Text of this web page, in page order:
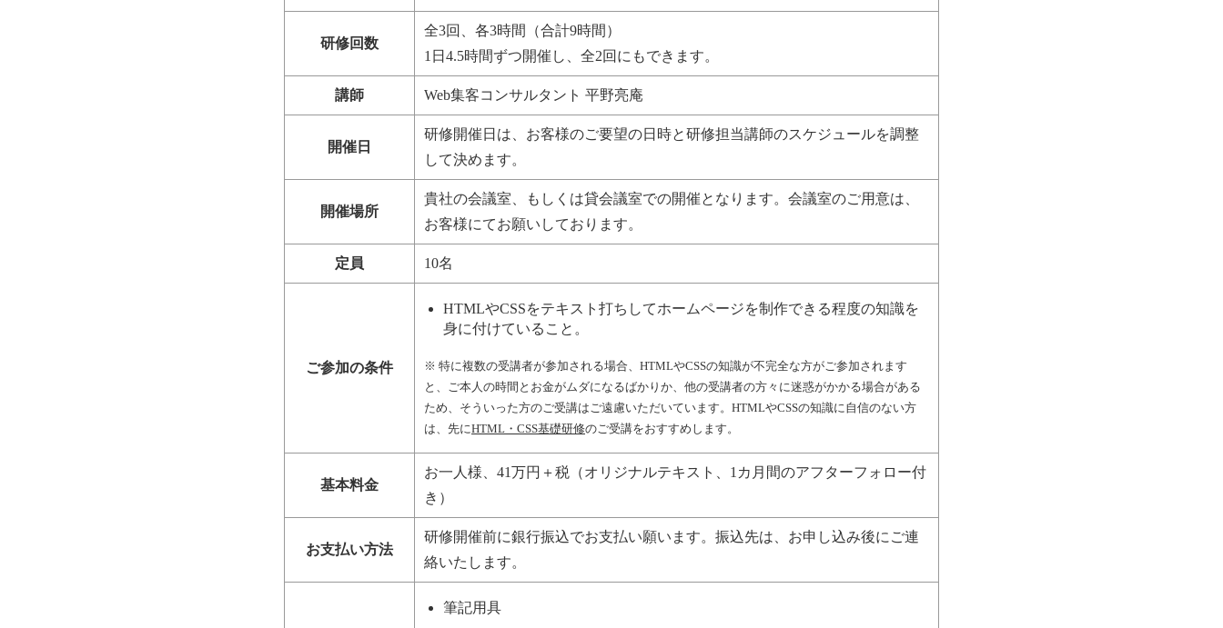
研修回数
全3回、各3時間（合計9時間）
1日4.5時間ずつ開催し、全2回にもできます。
講師 Web集客コンサルタント 平野亮庵
開催日
研修開催日は、お客様のご要望の日時と研修担当講師のスケジュールを調整
して決めます。
開催場所
貴社の会議室、もしくは貸会議室での開催となります。会議室のご用意は、
お客様にてお願いしております。
定員 10名
ご参加の条件
HTMLやCSSをテキスト打ちしてホームページを制作できる程度の知識を
身に付けていること。
※ 特に複数の受講者が参加される場合、HTMLやCSSの知識が不完全な方がご参加されます
と、ご本人の時間とお金がムダになるばかりか、他の受講者の方々に迷惑がかかる場合がある
ため、そういった方のご受講はご遠慮いただいています。HTMLやCSSの知識に自信のない方
は、先にHTML・CSS基礎研修のご受講をおすすめします。
基本料金
お一人様、41万円＋税（オリジナルテキスト、1カ月間のアフターフォロー付
き）
お支払い方法
研修開催前に銀行振込でお支払い願います。振込先は、お申し込み後にご連
絡いたします。
筆記用具